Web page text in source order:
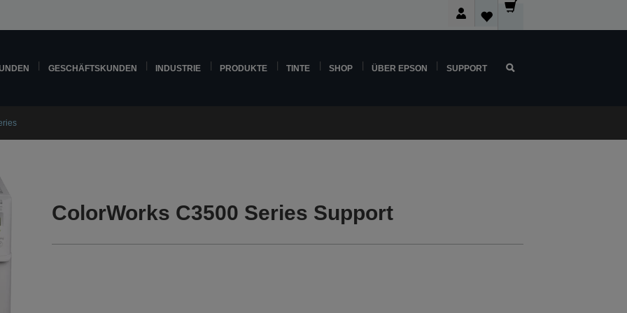
GESCHÄFTSKUNDEN INDUSTRIE PRODUKTE TINTE SHOP ÜBER EPSON SUPPORT
ColorWorks C3500 Series Support